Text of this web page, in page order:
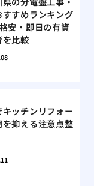
すすめランキング
安・即日の有資
比較
ッチンリフォー
を抑える注意点整